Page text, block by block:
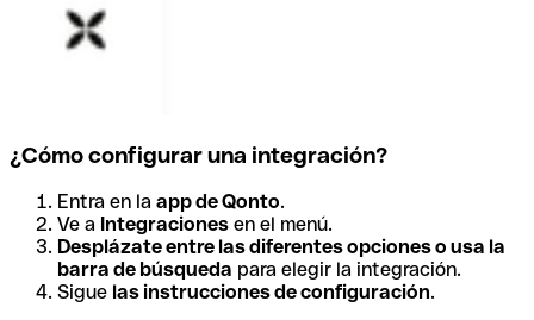
¿Cómo configurar una integración?
Entra en la app de Qonto.
Ve a Integraciones en el menú.
Desplázate entre las diferentes opciones o usa la
barra de búsqueda para elegir la integración.
Sigue las instrucciones de configuración.